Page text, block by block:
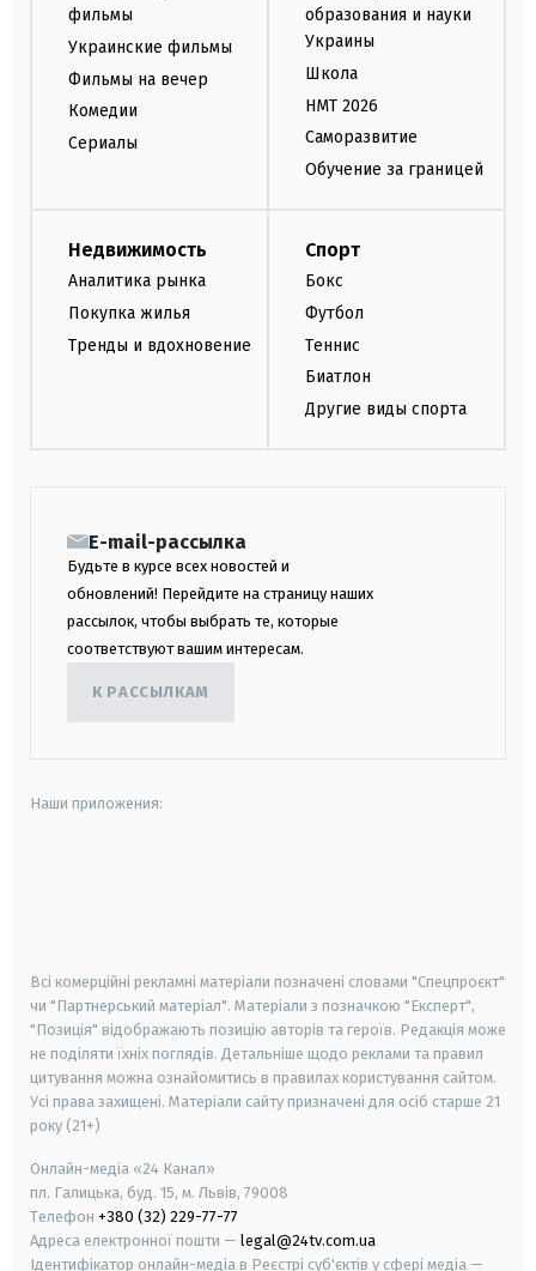
фильмы
Украинские фильмы
Фильмы на вечер
Комедии
Сериалы
образования и науки
Украины
Школа
НМТ 2026
Саморазвитие
Обучение за границей
Недвижимость
Аналитика рынка
Покупка жилья
Тренды и вдохновение
Спорт
Бокс
Футбол
Теннис
Биатлон
Другие виды спорта
E-mail-рассылка
Будьте в курсе всех новостей и
обновлений! Перейдите на страницу наших
рассылок, чтобы выбрать те, которые
соответствуют вашим интересам.
К РАССЫЛКАМ
Наши приложения:
Всі комерційні рекламні матеріали позначені словами "Спецпроєкт"
чи "Партнерський матеріал". Матеріали з позначкою "Експерт",
"Позиція" відображають позицію авторів та героїв. Редакція може
не поділяти їхніх поглядів. Детальніше щодо реклами та правил
цитування можна ознайомитись в правилах користування сайтом.
Усі права захищені. Матеріали сайту призначені для осіб старше 21
року (21+)
Онлайн-медіа «24 Канал»
пл. Галицька, буд. 15, м. Львів, 79008
Телефон +380 (32) 229-77-77
Адреса електронної пошти — legal@24tv.com.ua
Ідентифікатор онлайн-медіа в Реєстрі суб'єктів у сфері медіа —